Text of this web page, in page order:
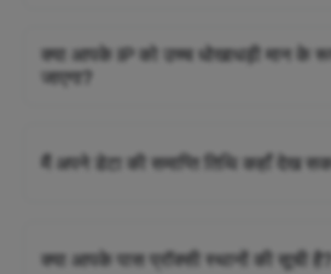
क्या आपके IP को उच्च धोखाधड़ी मान के
जाएगा?
मैं अपने डेटा की समाप्ति तिथि कहाँ देख
क्या आपके पास प्रॉक्सी स्थानों की सूची है?